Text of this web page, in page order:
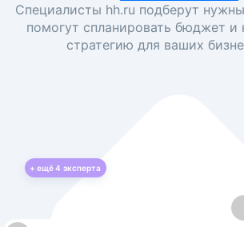
Специалисты hh.ru подберут
помогут спланировать бюджет и
стратегию для ваших
+ ещё4 эксперта